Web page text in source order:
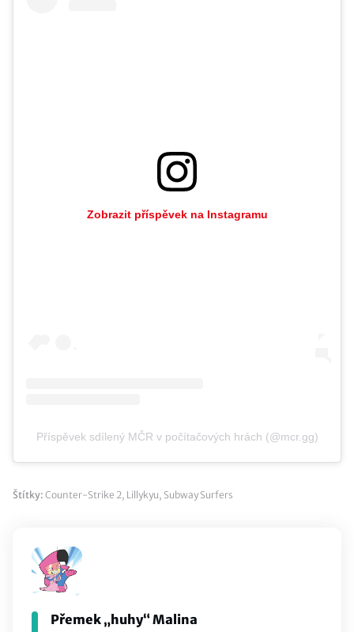
Zobrazit příspěvek na Instagramu
Příspěvek sdílený MČR v počítačových hrách (@mcr.gg)
Štítky: Counter-Strike 2, Lillykyu, Subway Surfers
Přemek „huhy“ Malina